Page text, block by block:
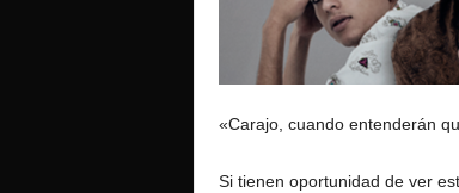
«Carajo, cuando entenderán
Si tienen oportunidad de ver